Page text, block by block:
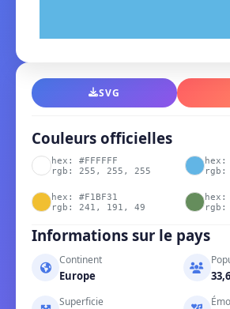
SVG
Couleurs officielles
hex: #FFFFFF
rgb: 255, 255, 255
hex:
rgb:
hex: #F1BF31
rgb: 241, 191, 49
hex:
rgb:
Informations sur le pays
Continent
Europe
Superficie